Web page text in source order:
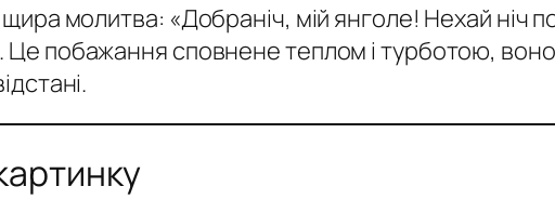
щира молитва: «Добраніч, мій янголе! Нехай ніч
Це побажання сповнене теплом і турботою,